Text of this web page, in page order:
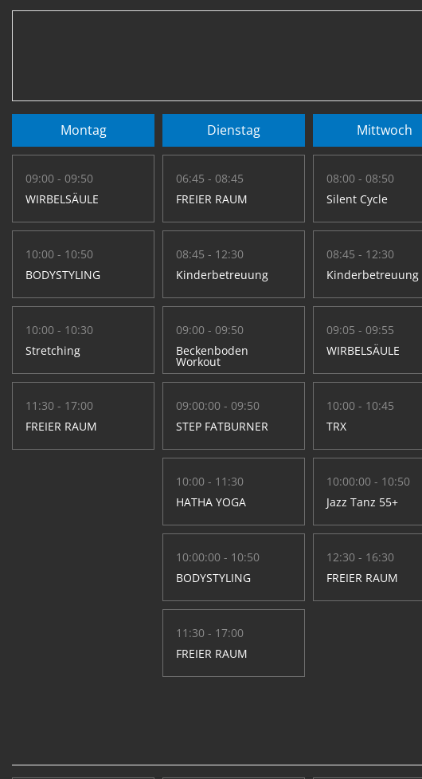
Montag
09:00 - 09:50
WIRBELSÄULE
10:00 - 10:50
BODYSTYLING
10:00 - 10:30
Stretching
11:30 - 17:00
FREIER RAUM
Dienstag
06:45 - 08:45
FREIER RAUM
08:45 - 12:30
Kinderbetreuung
09:00 - 09:50
Beckenboden
Workout
09:00:00 - 09:50
STEP FATBURNER
10:00 - 11:30
HATHA YOGA
10:00:00 - 10:50
BODYSTYLING
11:30 - 17:00
FREIER RAUM
Mittwoch
08:00 - 08:50
Silent Cycle
08:45 - 12:30
Kinderbetreuung
09:05 - 09:55
WIRBELSÄULE
10:00 - 10:45
TRX
10:00:00 - 10:50
Jazz Tanz 55+
12:30 - 16:30
FREIER RAUM